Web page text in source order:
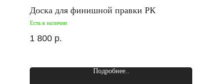
Доска для финишной правки РК
Есть в наличии
1 800 р.
Подробнее..